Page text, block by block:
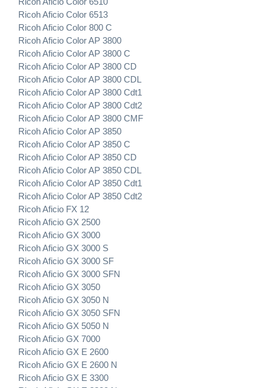
Ricoh Aficio Color 6513
Ricoh Aficio Color 800 C
Ricoh Aficio Color AP 3800
Ricoh Aficio Color AP 3800 C
Ricoh Aficio Color AP 3800 CD
Ricoh Aficio Color AP 3800 CDL
Ricoh Aficio Color AP 3800 Cdt1
Ricoh Aficio Color AP 3800 Cdt2
Ricoh Aficio Color AP 3800 CMF
Ricoh Aficio Color AP 3850
Ricoh Aficio Color AP 3850 C
Ricoh Aficio Color AP 3850 CD
Ricoh Aficio Color AP 3850 CDL
Ricoh Aficio Color AP 3850 Cdt1
Ricoh Aficio Color AP 3850 Cdt2
Ricoh Aficio FX 12
Ricoh Aficio GX 2500
Ricoh Aficio GX 3000
Ricoh Aficio GX 3000 S
Ricoh Aficio GX 3000 SF
Ricoh Aficio GX 3000 SFN
Ricoh Aficio GX 3050
Ricoh Aficio GX 3050 N
Ricoh Aficio GX 3050 SFN
Ricoh Aficio GX 5050 N
Ricoh Aficio GX 7000
Ricoh Aficio GX E 2600
Ricoh Aficio GX E 2600 N
Ricoh Aficio GX E 3300